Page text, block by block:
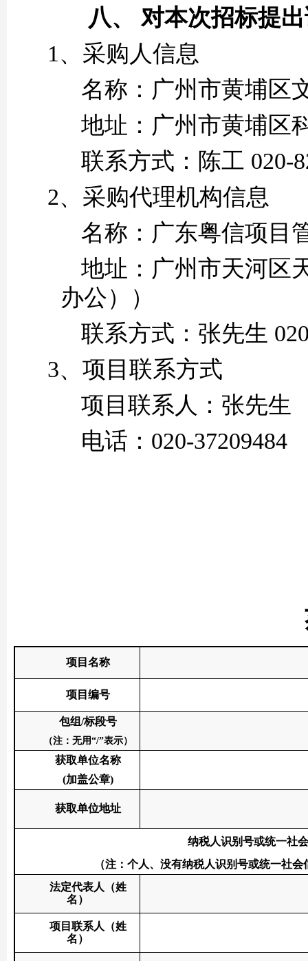
八、 对本次招标提
1、采购人信息
名称：广州市黄埔区
地址： 广州市黄埔区
联系方式： 陈工 020-
2、采购代理机构信息
名称： 广东粤信项目
地址： 广州市天河区
办公））
联系方式： 张先生
3、项目联系方式
项目联系人： 张先生
电话： 020-37209484
项目名称
项目编号
包组/标段号
（注：无用“/”表示）
获取单位名称
(加盖公章)
获取单位地址
纳税人识别号或统一社
（注：个人、没有纳税人识别号或统一社
法定代表人（姓
名）
项目联系人 （姓
名）